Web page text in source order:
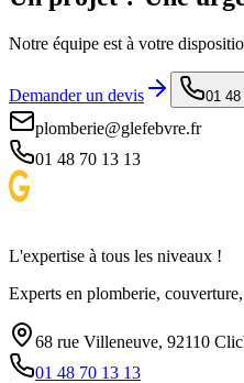
Notre équipe est à votre
Demander un devis 01
plomberie@glefebvre.fr
01 48 70 13 13
L'expertise à tous les niveaux !
Experts en plomberie,
68 rue Villeneuve, 92110
01 48 70 13 13